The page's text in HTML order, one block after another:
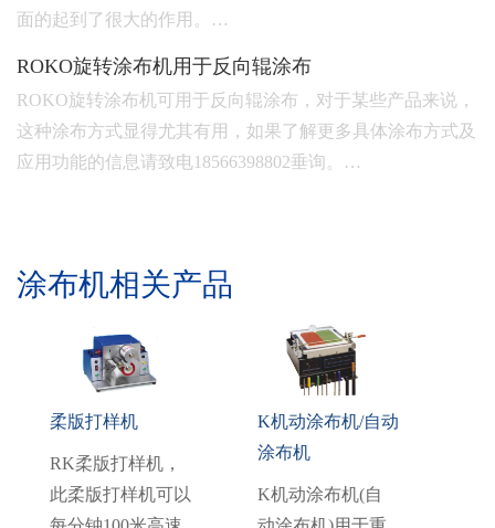
面的起到了很大的作用。…
ROKO旋转涂布机用于反向辊涂布
ROKO旋转涂布机可用于反向辊涂布，对于某些产品来说，
这种涂布方式显得尤其有用，如果了解更多具体涂布方式及
应用功能的信息请致电18566398802垂询。…
涂布机相关产品
柔版打样机
RK柔版打样机，
此柔版打样机可以
K机动涂布机/自动
涂布机
K机动涂布机(自